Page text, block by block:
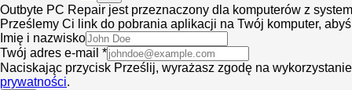
Outbyte PC Repair jest przeznaczony dla komputerów z
Prześlemy Ci link do pobrania aplikacji na Twój komputer,
Imię i nazwisko
Twój adres e-mail *
Naciskając przycisk Prześlij, wyrażasz zgodę na
prywatności.